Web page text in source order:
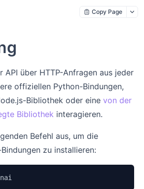
Copy Page
API über HTTP-Anfragen aus jeder
offiziellen Python-Bindungen,
Bibliothek oder eine von der
Bibliothek interagieren.
Befehl aus, um die
zu installieren: